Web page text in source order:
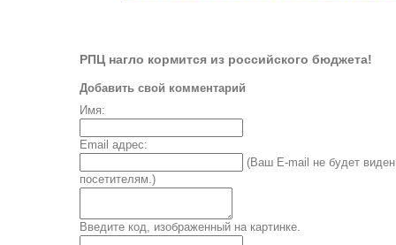
РПЦ нагло кормится из российского бюджета!
Добавить свой комментарий
Имя:
Email адрес:
(Ваш E-mail не будет виден
посетителям.)
Введите код, изображенный на картинке.